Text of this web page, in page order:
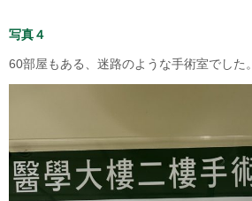
写真４
60部屋もある、迷路のような手術室でした。